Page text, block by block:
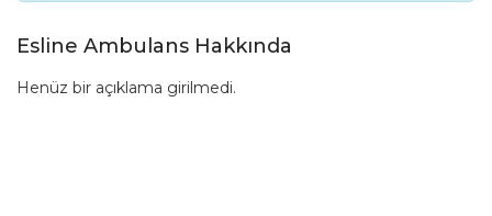
Esline Ambulans Hakkında
Henüz bir açıklama girilmedi.